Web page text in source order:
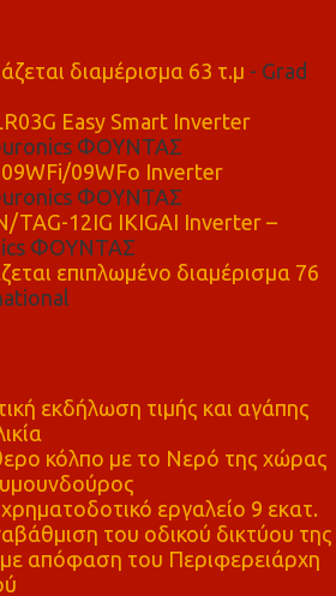
διαμέρισμα 63 τ.μ - Grad
Easy Smart Inverter
ΦΟΥΝΤΑΣ
09WFo Inverter
ΦΟΥΝΤΑΣ
TAG-12IG IKIGAI Inverter –
ΦΟΥΝΤΑΣ
επιπλωμένο διαμέρισμα 76
εκδήλωση τιμής και αγάπης
κόλπο με το Νερό της χώρας
χρηματοδοτικό εργαλείο 9 εκατ.
του οδικού δικτύου της
απόφαση του Περιφερειάρχη